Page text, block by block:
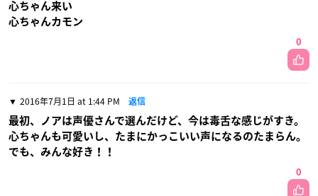
心ちゃん来い
心ちゃんカモン
0
2016年7月1日 at 1:44 PM 返信
最初、ノアは声優さんで選んだけど、今は毒舌な感じがすき。
心ちゃんも可愛いし、たまにかっこいい声になるのたまらん。
でも、みんな好き！！
0